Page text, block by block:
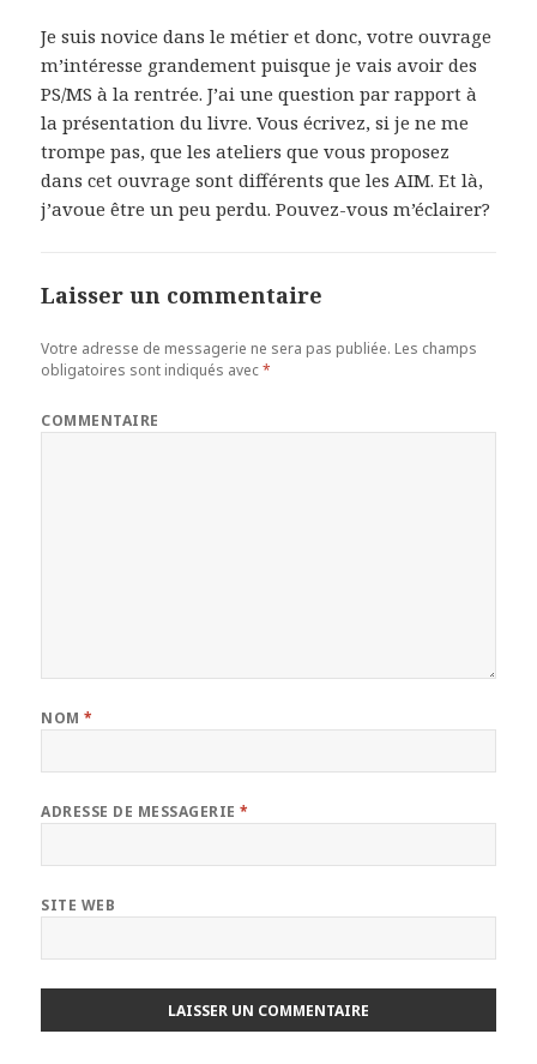
Je suis novice dans le métier et donc, votre ouvrage
m’intéresse grandement puisque je vais avoir des
PS/MS à la rentrée. J’ai une question par rapport à
la présentation du livre. Vous écrivez, si je ne me
trompe pas, que les ateliers que vous proposez
dans cet ouvrage sont différents que les AIM. Et là,
j’avoue être un peu perdu. Pouvez-vous m’éclairer?
Laisser un commentaire
Votre adresse de messagerie ne sera pas publiée. Les champs
obligatoires sont indiqués avec*
COMMENTAIRE
NOM*
ADRESSE DE MESSAGERIE*
SITE WEB